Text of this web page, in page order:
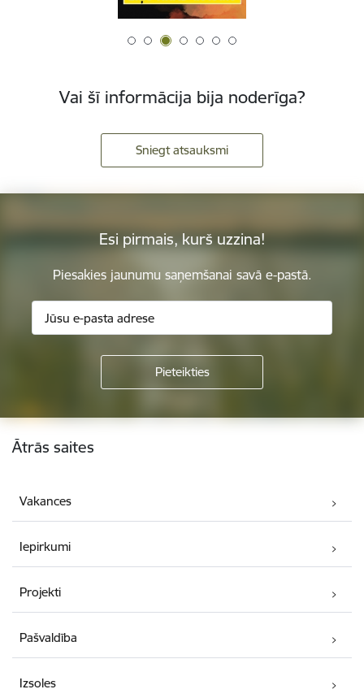
Vai šī informācija bija noderīga?
Sniegt atsauksmi
Esi pirmais, kurš uzzina!
Piesakies jaunumu saņemšanai savā e-pastā.
Kājene
Ātrās saites
Vakances
Iepirkumi
Projekti
Pašvaldība
Izsoles